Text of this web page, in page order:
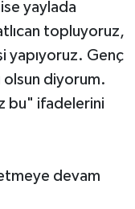
ise yaylada
topluyoruz,
yapıyoruz. Genç
olsun diyorum.
bu" ifadelerini
devam